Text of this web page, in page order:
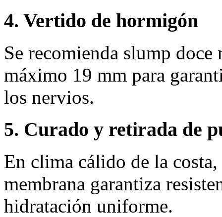
4. Vertido de hormigón
Se recomienda slump
máximo 19 mm para
los nervios.
5. Curado y retirada de
En clima cálido de la
membrana garantiza
hidratación uniforme.